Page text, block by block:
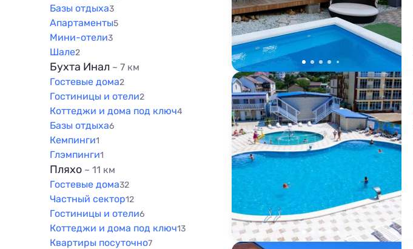
Базы отдыха3
Апартаменты5
Мини-отели3
Шале2
Бухта Инал ~ 7 км
Гостевые дома2
Гостиницы и отели2
Коттеджи и дома под ключ4
Базы отдыха6
Кемпинги1
Глэмпинги1
Пляхо ~ 11 км
Гостевые дома32
Частный сектор12
Гостиницы и отели6
Коттеджи и дома под ключ13
Квартиры посуточно7